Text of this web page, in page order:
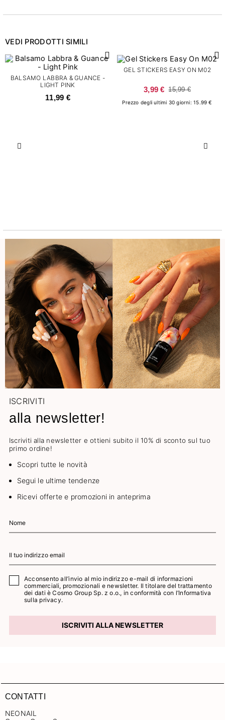
VEDI PRODOTTI SIMILI
Precedente
BALSAMO LABBRA & GUANCE -
LIGHT PINK
11,99 €
GEL STICKERS EASY ON M02
3,99 € 15,99 €
Prezzo degli ultimi 30 giorni: 15.99 €
ISCRIVITI
alla newsletter!
Iscriviti alla newsletter e ottieni subito il 10% di sconto sul tuo
primo ordine!
Scopri tutte le novità
Segui le ultime tendenze
Ricevi offerte e promozioni in anteprima
Acconsento all’invio al mio indirizzo e-mail di informazioni
commerciali, promozionali e newsletter. Il titolare del trattamento
dei dati è Cosmo Group Sp. z o.o., in conformità con l’Informativa
sulla privacy.
ISCRIVITI ALLA NEWSLETTER
CONTATTI
NEONAIL